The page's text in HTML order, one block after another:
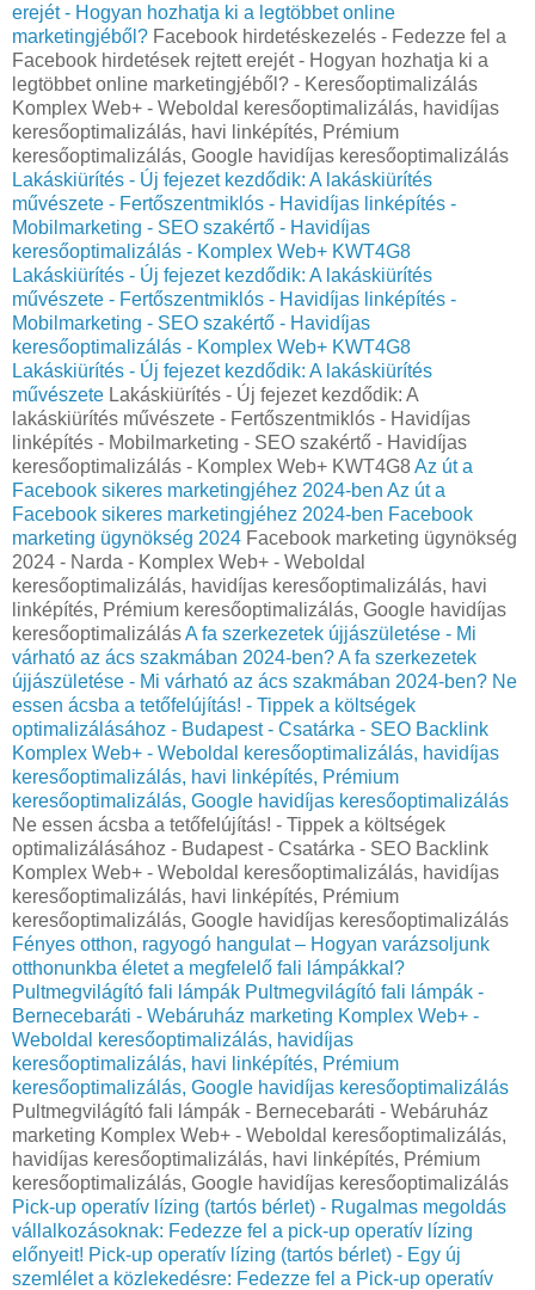
erejét - Hogyan hozhatja ki a legtöbbet online
marketingjéből? Facebook hirdetéskezelés - Fedezze fel a
Facebook hirdetések rejtett erejét - Hogyan hozhatja ki a
legtöbbet online marketingjéből? - Keresőoptimalizálás
Komplex Web+ - Weboldal keresőoptimalizálás, havidíjas
keresőoptimalizálás, havi linképítés, Prémium
keresőoptimalizálás, Google havidíjas keresőoptimalizálás
Lakáskiürítés - Új fejezet kezdődik: A lakáskiürítés
művészete - Fertőszentmiklós - Havidíjas linképítés -
Mobilmarketing - SEO szakértő - Havidíjas
keresőoptimalizálás - Komplex Web+ KWT4G8
Lakáskiürítés - Új fejezet kezdődik: A lakáskiürítés
művészete - Fertőszentmiklós - Havidíjas linképítés -
Mobilmarketing - SEO szakértő - Havidíjas
keresőoptimalizálás - Komplex Web+ KWT4G8
Lakáskiürítés - Új fejezet kezdődik: A lakáskiürítés
művészete Lakáskiürítés - Új fejezet kezdődik: A
lakáskiürítés művészete - Fertőszentmiklós - Havidíjas
linképítés - Mobilmarketing - SEO szakértő - Havidíjas
keresőoptimalizálás - Komplex Web+ KWT4G8Az út a
Facebook sikeres marketingjéhez 2024-ben Az út a
Facebook sikeres marketingjéhez 2024-ben Facebook
marketing ügynökség 2024 Facebook marketing ügynökség
2024 - Narda - Komplex Web+ - Weboldal
keresőoptimalizálás, havidíjas keresőoptimalizálás, havi
linképítés, Prémium keresőoptimalizálás, Google havidíjas
keresőoptimalizálásA fa szerkezetek újjászületése - Mi
várható az ács szakmában 2024-ben?A fa szerkezetek
újjászületése - Mi várható az ács szakmában 2024-ben? Ne
essen ácsba a tetőfelújítás! - Tippek a költségek
optimalizálásához - Budapest - Csatárka - SEO Backlink
Komplex Web+ - Weboldal keresőoptimalizálás, havidíjas
keresőoptimalizálás, havi linképítés, Prémium
keresőoptimalizálás, Google havidíjas keresőoptimalizálás
Ne essen ácsba a tetőfelújítás! - Tippek a költségek
optimalizálásához - Budapest - Csatárka - SEO Backlink
Komplex Web+ - Weboldal keresőoptimalizálás, havidíjas
keresőoptimalizálás, havi linképítés, Prémium
keresőoptimalizálás, Google havidíjas keresőoptimalizálás
Fényes otthon, ragyogó hangulat – Hogyan varázsoljunk
otthonunkba életet a megfelelő fali lámpákkal?
Pultmegvilágító fali lámpák Pultmegvilágító fali lámpák -
Bernecebaráti - Webáruház marketing Komplex Web+ -
Weboldal keresőoptimalizálás, havidíjas
keresőoptimalizálás, havi linképítés, Prémium
keresőoptimalizálás, Google havidíjas keresőoptimalizálás
Pultmegvilágító fali lámpák - Bernecebaráti - Webáruház
marketing Komplex Web+ - Weboldal keresőoptimalizálás,
havidíjas keresőoptimalizálás, havi linképítés, Prémium
keresőoptimalizálás, Google havidíjas keresőoptimalizálás
Pick-up operatív lízing (tartós bérlet) - Rugalmas megoldás
vállalkozásoknak: Fedezze fel a pick-up operatív lízing
előnyeit! Pick-up operatív lízing (tartós bérlet) - Egy új
szemlélet a közlekedésre: Fedezze fel a Pick-up operatív